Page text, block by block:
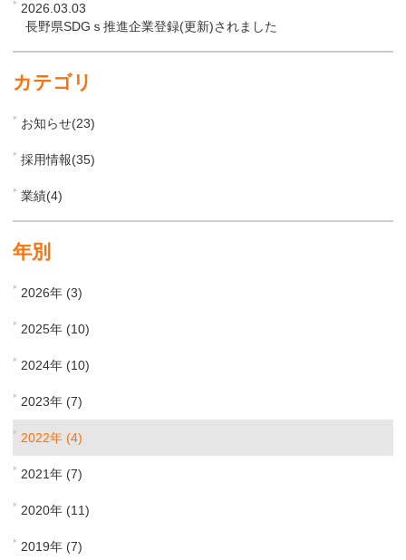
2026.03.03
長野県SDGｓ推進企業登録(更新)されました
カテゴリ
お知らせ(23)
採用情報(35)
業績(4)
年別
2026年 (3)
2025年 (10)
2024年 (10)
2023年 (7)
2022年 (4)
2021年 (7)
2020年 (11)
2019年 (7)